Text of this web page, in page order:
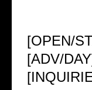
[OPEN/
[ADV/